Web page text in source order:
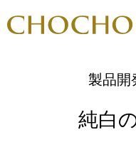
製品開
純白